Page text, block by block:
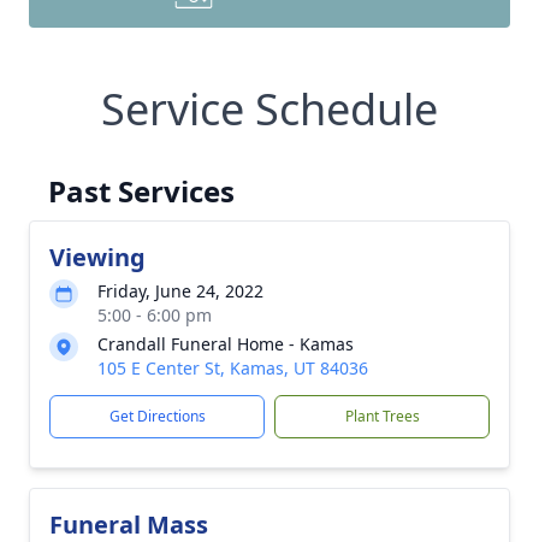
Service Schedule
Past Services
Viewing
Friday, June 24, 2022
5:00 - 6:00 pm
Crandall Funeral Home - Kamas
105 E Center St, Kamas, UT 84036
Get Directions Plant Trees
Funeral Mass